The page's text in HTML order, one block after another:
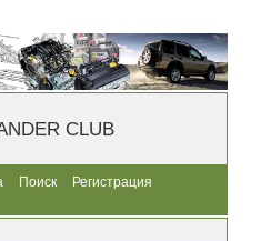
CLUB
Поиск
Регистрация